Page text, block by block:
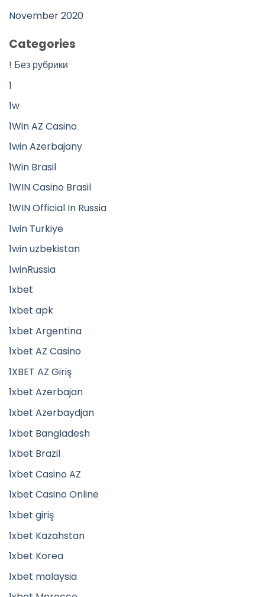
November 2020
Categories
! Без рубрики
1
1w
1Win AZ Casino
1win Azerbajany
1Win Brasil
1WIN Casino Brasil
1WIN Official In Russia
1win Turkiye
1win uzbekistan
1winRussia
1xbet
1xbet apk
1xbet Argentina
1xbet AZ Casino
1XBET AZ Giriş
1xbet Azerbajan
1xbet Azerbaydjan
1xbet Bangladesh
1xbet Brazil
1xbet Casino AZ
1xbet Casino Online
1xbet giriş
1xbet Kazahstan
1xbet Korea
1xbet malaysia